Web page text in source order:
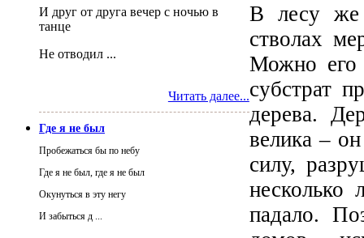
В лесу же
стволах
Можно его
субстрат
дерева.
велика –
силу,
несколько
падало.
И друг от друга вечер с ночью в
танце
Не отводил ...
Читать далее...
Где я не был
Пробежаться бы по небу
Где я не был, где я не был
Окунуться в эту негу
И забыться д ...